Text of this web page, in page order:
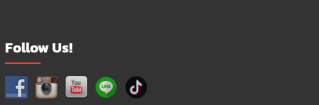
Follow Us!